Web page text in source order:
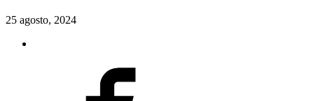
25 agosto, 2024